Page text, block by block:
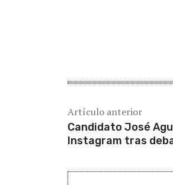
Artículo anterior
Candidato José
Instagram tras